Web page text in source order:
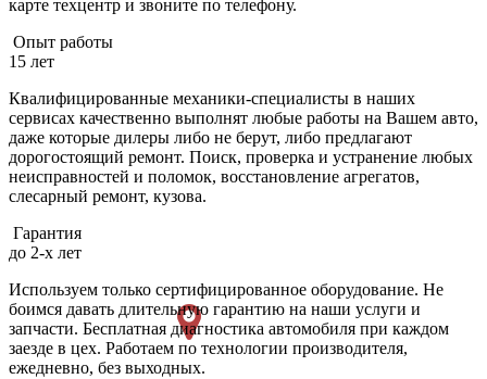
карте техцентр и звоните по телефону.
Опыт работы
15 лет
Квалифицированные механики-специалисты в наших
сервисах качественно выполнят любые работы на Вашем авто,
даже которые дилеры либо не берут, либо предлагают
дорогостоящий ремонт. Поиск, проверка и устранение любых
неисправностей и поломок, восстановление агрегатов,
слесарный ремонт, кузова.
Гарантия
до 2-х лет
Используем только сертифицированное оборудование. Не
боимся давать длительную гарантию на наши услуги и
запчасти. Бесплатная диагностика автомобиля при каждом
заезде в цех. Работаем по технологии производителя,
ежедневно, без выходных.